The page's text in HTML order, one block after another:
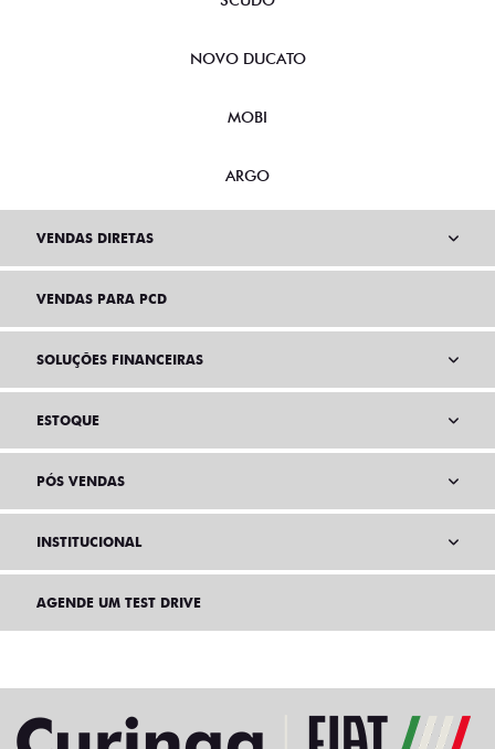
NOVO DUCATO
MOBI
ARGO
VENDAS DIRETAS
VENDAS PARA PCD
SOLUÇÕES FINANCEIRAS
ESTOQUE
PÓS VENDAS
INSTITUCIONAL
AGENDE UM TEST DRIVE